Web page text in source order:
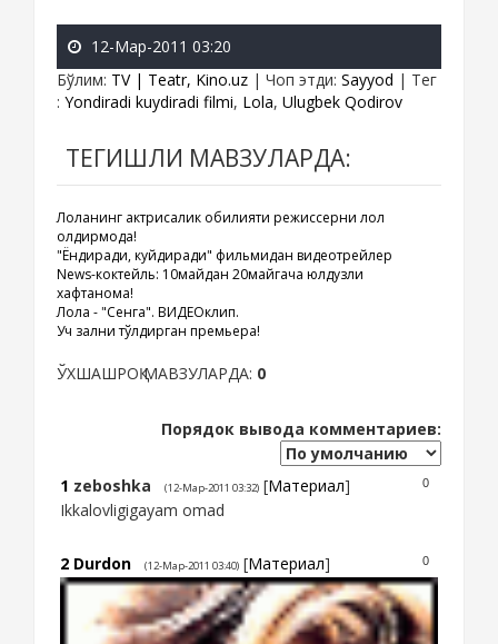
12-Мар-2011 03:20
Бўлим: TV | Teatr, Kino.uz | Чоп этди: Sayyod | Тег
: Yondiradi kuydiradi filmi, Lola, Ulugbek Qodirov
ТЕГИШЛИ МАВЗУЛАРДА:
Лоланинг актрисалик қобилияти режиссерни лол
қолдирмоқда!
"Ёндиради, куйдиради" фильмидан видеотрейлер
News-коктейль: 10майдан 20майгача юлдузли
хафтанома!
Лола - "Сенга". ВИДЕОклип.
Уч зални тўлдирган премьера!
ЎХШАШРОҚ МАВЗУЛАРДА: 0
Порядок вывода комментариев:
0
1 zeboshka (12-Мар-2011 03:32) [Материал]
Ikkalovligigayam omad
0
2 Durdon (12-Мар-2011 03:40) [Материал]